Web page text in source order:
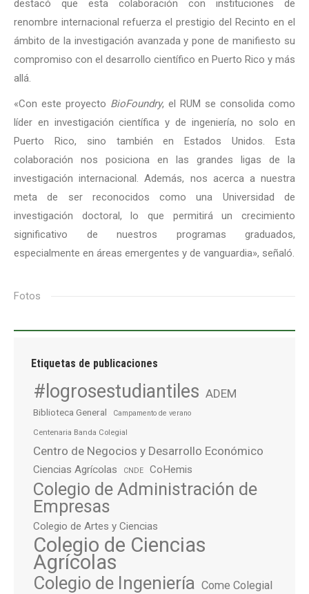
destacó que esta colaboración con instituciones de
renombre internacional refuerza el prestigio del Recinto en el
ámbito de la investigación avanzada y pone de manifiesto su
compromiso con el desarrollo científico en Puerto Rico y más
allá.
«Con este proyecto BioFoundry, el RUM se consolida como
líder en investigación científica y de ingeniería, no solo en
Puerto Rico, sino también en Estados Unidos. Esta
colaboración nos posiciona en las grandes ligas de la
investigación internacional. Además, nos acerca a nuestra
meta de ser reconocidos como una Universidad de
investigación doctoral, lo que permitirá un crecimiento
significativo de nuestros programas graduados,
especialmente en áreas emergentes y de vanguardia», señaló.
Fotos
Etiquetas de publicaciones
#logrosestudiantiles ADEM
Biblioteca General Campamento de verano
Centenaria Banda Colegial
Centro de Negocios y Desarrollo Económico
Ciencias Agrícolas CNDE CoHemis
Colegio de Administración de
Empresas
Colegio de Artes y Ciencias
Colegio de Ciencias
Agrícolas
Colegio de Ingeniería Come Colegial